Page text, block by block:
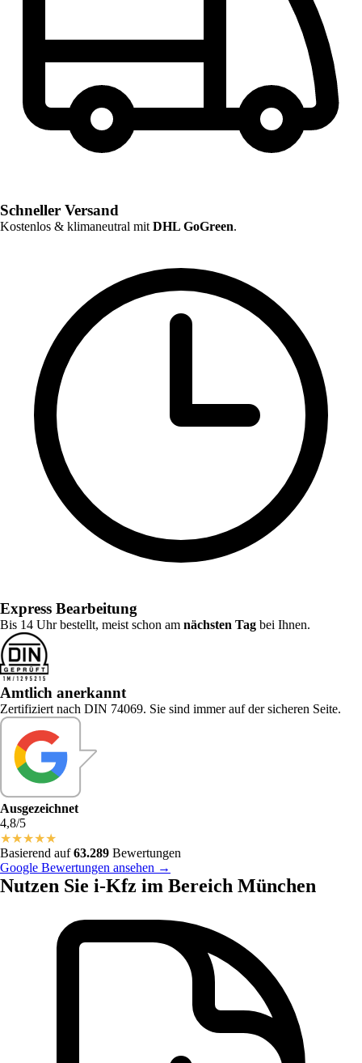
Schneller Versand
Kostenlos & klimaneutral mit DHL GoGreen.
Express Bearbeitung
Bis 14 Uhr bestellt, meist schon am nächsten Tag bei Ihnen.
Amtlich anerkannt
Zertifiziert nach DIN 74069. Sie sind immer auf der sicheren Seite.
Ausgezeichnet
4,8/5
★★★★★
Basierend auf63.289 Bewertungen
Google Bewertungen ansehen →
Nutzen Sie i-Kfz im Bereich München